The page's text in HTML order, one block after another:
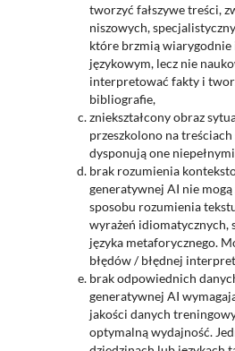
tworzyć fałszywe treści,
niszowych,
które brzmią
językowym, lecz nie
interpretować fakty i
bibliografie,
zniekształcony obraz
przeszkolono na
dysponują one
brak rozumienia
generatywnej AI nie
sposobu rozumienia
wyrażeń idiomatycznych,
języka metaforycznego.
błędów / błędnej
brak odpowiednich
generatywnej AI
jakości danych
optymalną wydajność.